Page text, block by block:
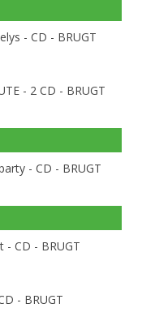
- CD - BRUGT
- 2 CD - BRUGT
- CD - BRUGT
- CD - BRUGT
- BRUGT